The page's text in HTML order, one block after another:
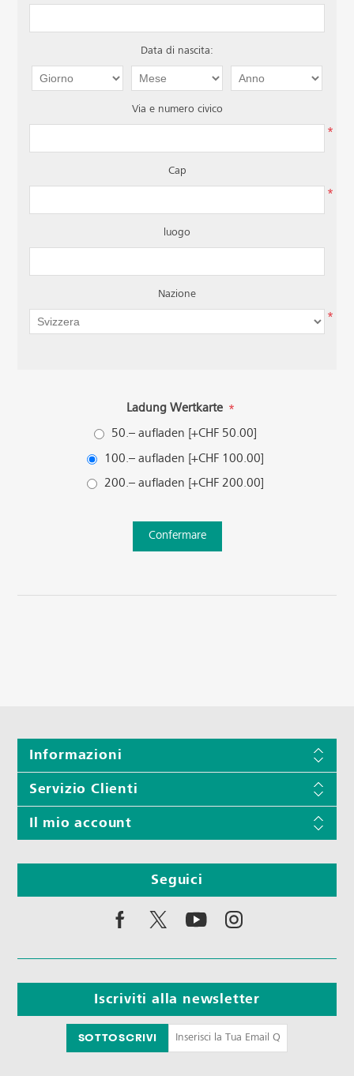
Data di nascita:
Via e numero civico
*
Cap
*
luogo
Nazione
*
Ladung Wertkarte *
50.– aufladen [+CHF 50.00]
100.– aufladen [+CHF 100.00]
200.– aufladen [+CHF 200.00]
Confermare
Informazioni
Servizio Clienti
Il mio account
Seguici
Iscriviti alla newsletter